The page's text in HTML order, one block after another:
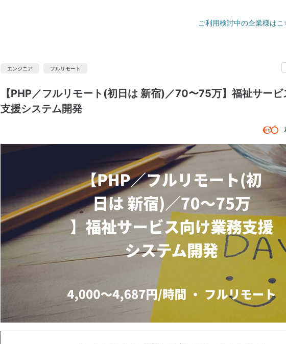
ご利用検討中の企業様はこ
エンジニア フルリモート
【PHP／フルリモート(初日は 新宿)／70〜75万】福祉サー
支援システム開発